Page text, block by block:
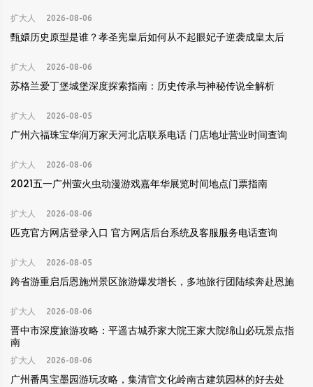
扩大人 2026-08-06
甄嬛历史原型是谁？孝圣宪皇后如何从不起眼妃子逆袭成皇太后
扩大人 2026-08-06
苏格兰爱丁堡城堡深度探索指南：历史传承与神秘传说全解析
扩大人 2026-08-05
广州六福珠宝华润万家天河北店联系电话 门店地址营业时间查询
扩大人 2026-08-06
2021五一广州萤火虫动漫游戏嘉年华展览时间地点门票指南
扩大人 2026-08-06
匹克官方网店登录入口 官方网店后台系统及客服服务电话查询
扩大人 2026-08-05
跨省游重启后恩施州景区旅游爆发增长，多地旅行团陆续奔赴恩施
扩大人 2026-08-06
晋中市深度旅游攻略：平遥古城乔家大院王家大院绵山必玩景点指
南
扩大人 2026-08-06
广州番禺宝墨园游玩攻略，集清官文化岭南古建筑园林的好去处